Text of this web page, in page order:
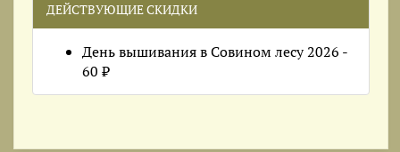
ДЕЙСТВУЮЩИЕ СКИДКИ
День вышивания в Совином лесу 2026 -
60 ₽